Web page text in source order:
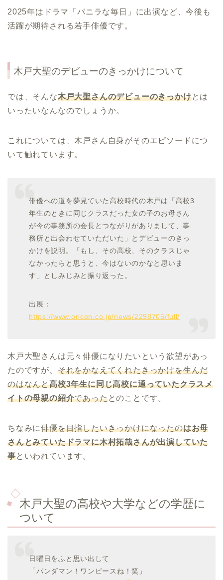
2025年はドラマ「バニラな毎日」に出演など、今後も
活躍が期待される若手俳優です。
木戸大聖のデビューのきっかけについて
では、そんな木戸大聖さんのデビューのきっかけとは
いったいなんなのでしょうか。
これについては、木戸さん自身がそのエピソードにつ
いて触れています。
俳優への道を夢見ていた高校時代の木戸は「高校3
年生のときに同じクラスだった女の子のお母さん
が今の事務所の会長とつながりがありまして、事
務所と出会わせていただいた」とデビューのきっ
かけを説明。「もし、その高校、そのクラスじゃ
なかったらと思うと、今はないのかなと思いま
す」としみじみと振り返った。
出展：
https://www.oricon.co.jp/news/2298705/full/
木戸大聖さんは元々俳優になりたいという欲望があっ
たのですが、 それをかなえてくれたきっかけを生んだ
のはなんと高校3年生に同じ高校に通っていたクラスメ
イトの母親の紹介であったとのことです。
ちなみに俳優を目指したいきっかけになったのはお母
さんとみていたドラマに木村拓哉さんが出演していた
事といわれています。
木戸大聖の高校や大学などの学歴に
ついて
日曜日をふと思い出して
「パンダマン！ワンピースね！笑」